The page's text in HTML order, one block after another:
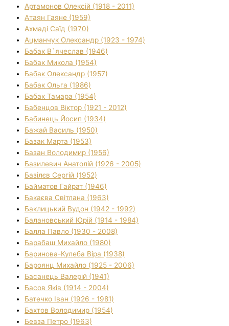
Артамонов Олексій (1918 - 2011)
Атаян Гаяне (1959)
Ахмаді Саїд (1970)
Ацманчук Олександр (1923 - 1974)
Бабак В`ячеслав (1946)
Бабак Микола (1954)
Бабак Олександр (1957)
Бабак Ольга (1986)
Бабак Тамара (1954)
Бабенцов Віктор (1921 - 2012)
Бабинець Йосип (1934)
Бажай Василь (1950)
Базак Марта (1953)
Базан Володимир (1956)
Базилевич Анатолій (1926 - 2005)
Базілєв Сергій (1952)
Байматов Гайрат (1946)
Бакаєва Світлана (1963)
Баклицький Вудон (1942 - 1992)
Балановський Юрій (1914 - 1984)
Балла Павло (1930 - 2008)
Барабаш Михайло (1980)
Баринова-Кулеба Віра (1938)
Бароянц Михайло (1925 - 2006)
Басанець Валерій (1941)
Басов Яків (1914 - 2004)
Батечко Іван (1926 - 1981)
Бахтов Володимир (1954)
Бевза Петро (1963)